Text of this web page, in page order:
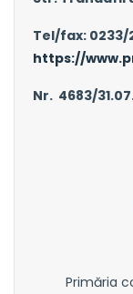
Tel/fax: 0233/
https://
Nr. 4683/
Primăria